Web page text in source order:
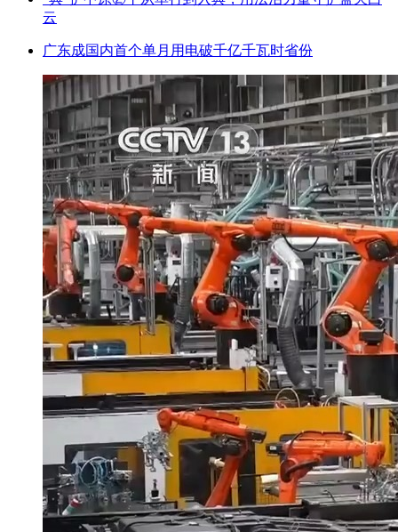
云
广东成国内首个单月用电破千亿千瓦时省份